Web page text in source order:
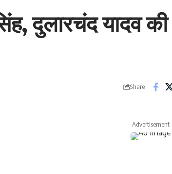
दुलारचंद यादव की
Share
- Advertisement